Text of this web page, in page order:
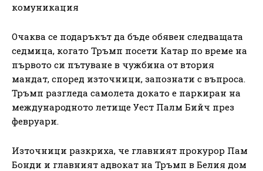
комуникация
Очаква се подаръкът да бъде обявен следващата
седмица, когато Тръмп посети Катар по време на
първото си пътуване в чужбина от втория
мандат, според източници, запознати с въпроса.
Тръмп разгледа самолета докато е паркиран на
международното летище Уест Палм Бийч през
февруари.
Източници разкриха, че главният прокурор Пам
Бонди и главният адвокат на Тръмп в Белия дом